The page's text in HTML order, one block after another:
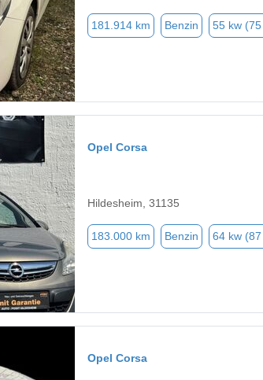
181.914 km Benzin 55 kw (75
Opel Corsa
Hildesheim, 31135
183.000 km Benzin 64 kw (87
Opel Corsa